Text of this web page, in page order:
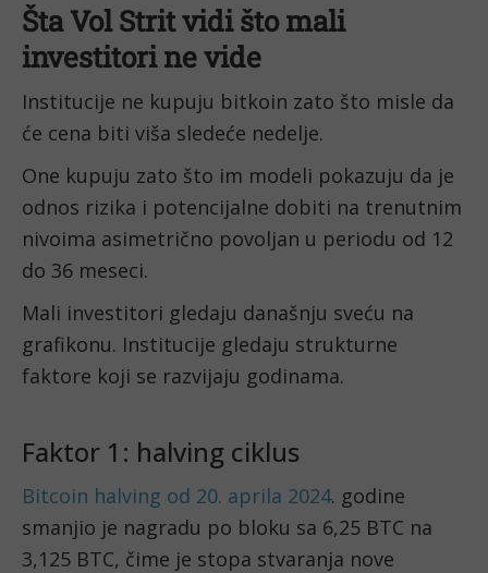
Šta Vol Strit vidi što mali
investitori ne vide
Institucije ne kupuju bitkoin zato što misle da
će cena biti viša sledeće nedelje.
One kupuju zato što im modeli pokazuju da je
odnos rizika i potencijalne dobiti na trenutnim
nivoima asimetrično povoljan u periodu od 12
do 36 meseci.
Mali investitori gledaju današnju sveću na
grafikonu. Institucije gledaju strukturne
faktore koji se razvijaju godinama.
Faktor 1: halving ciklus
Bitcoin halving od 20. aprila 2024. godine
smanjio je nagradu po bloku sa 6,25 BTC na
3,125 BTC, čime je stopa stvaranja nove